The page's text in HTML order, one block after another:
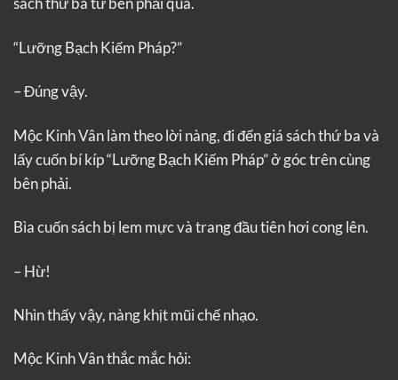
“Lưỡng Bạch Kiếm Pháp?”
– Đúng vậy.
Mộc Kinh Vân làm theo lời nàng, đi đến giá sách thứ ba và
lấy cuốn bí kíp “Lưỡng Bạch Kiếm Pháp” ở góc trên cùng
bên phải.
Bìa cuốn sách bị lem mực và trang đầu tiên hơi cong lên.
– Hừ!
Nhìn thấy vậy, nàng khịt mũi chế nhạo.
Mộc Kinh Vân thắc mắc hỏi: